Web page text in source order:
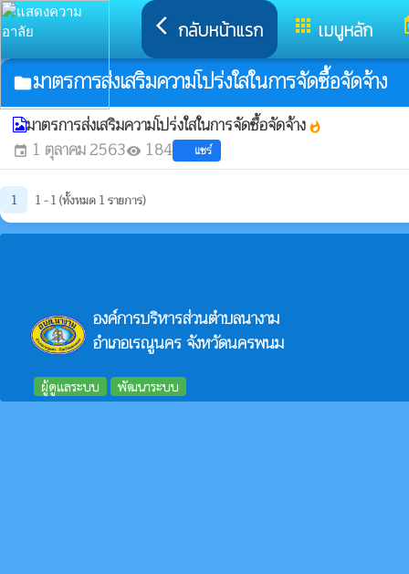
arrow_back_ios กลับหน้าแรก apps เมนูหลัก
folderมาตรการส่งเสริมความโปร่งใสในการจัดซื้อจัดจ้าง
มาตรการส่งเสริมความโปร่งใสในการจัดซื้อจัดจ้าง whatshot
event 1 ตุลาคม 2563visibility 184 แชร์
1 1 - 1 (ทั้งหมด 1 รายการ)
องค์การบริหารส่วนตำบลนางาม
อำเภอเรณูนคร จังหวัดนครพนม
ผู้ดูแลระบบ พัฒนาระบบ